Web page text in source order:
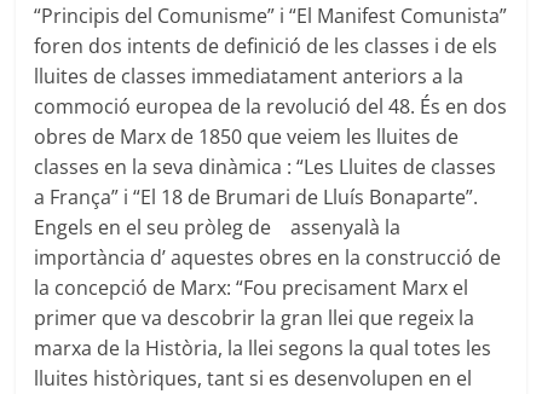
“Principis del Comunisme” i “El Manifest Comunista”
foren dos intents de definició de les classes i de els
lluites de classes immediatament anteriors a la
commoció europea de la revolució del 48. És en dos
obres de Marx de 1850 que veiem les lluites de
classes en la seva dinàmica : “Les Lluites de classes
a França” i “El 18 de Brumari de Lluís Bonaparte”.
Engels en el seu pròleg de assenyalà la
importància d’ aquestes obres en la construcció de
la concepció de Marx: “Fou precisament Marx el
primer que va descobrir la gran llei que regeix la
marxa de la Història, la llei segons la qual totes les
lluites històriques, tant si es desenvolupen en el